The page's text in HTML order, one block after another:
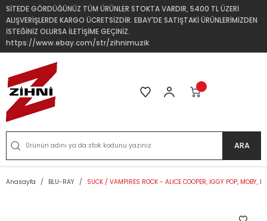
SİTEDE GÖRDÜĞÜNÜZ TÜM ÜRÜNLER STOKTA VARDIR, 5400 TL ÜZERİ
ALIŞVERİŞLERDE KARGO ÜCRETSİZDİR. EBAY'DE SATIŞTAKİ ÜRÜNLERİMİZDEN
İSTEĞİNİZ OLURSA İLETİŞİME GEÇİNİZ.
https://www.ebay.com/str/zihnimuzik
ARA
Anasayfa BLU-RAY SUCK / VAMPIRES ROCK - ALICE COOPER, IGGY POP, MOBY,